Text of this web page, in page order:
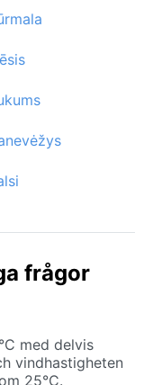
frågor
med delvis
vindhastigheten
25°C.